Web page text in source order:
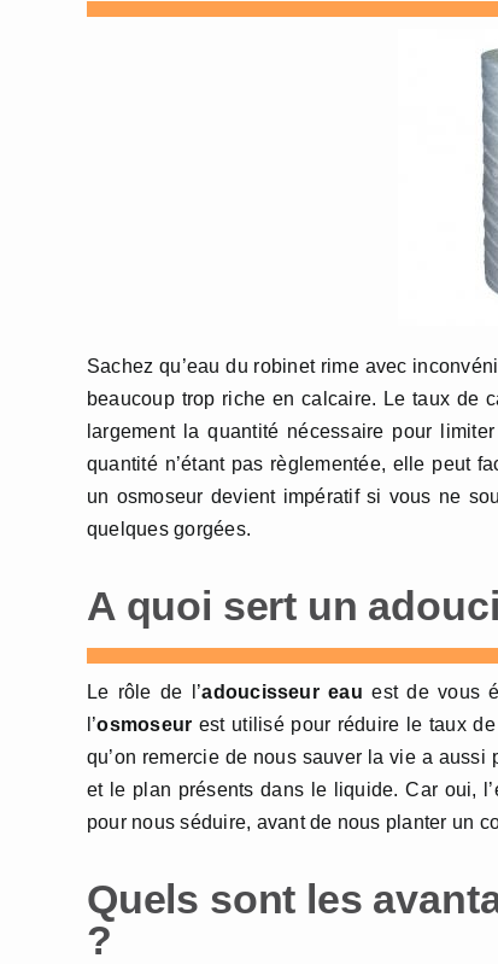
Sachez qu’eau du robinet rime avec
beaucoup trop riche en calcaire. Le taux de
largement la quantité nécessaire pour
quantité n’étant pas règlementée, elle peut
un osmoseur devient impératif si vous ne
quelques gorgées.
A quoi sert un
Le rôle de l’adoucisseur eau est de vous
l’osmoseur est utilisé pour réduire le taux
qu’on remercie de nous sauver la vie a
et le plan présents dans le liquide. Car oui,
pour nous séduire, avant de nous planter un
Quels sont les
?